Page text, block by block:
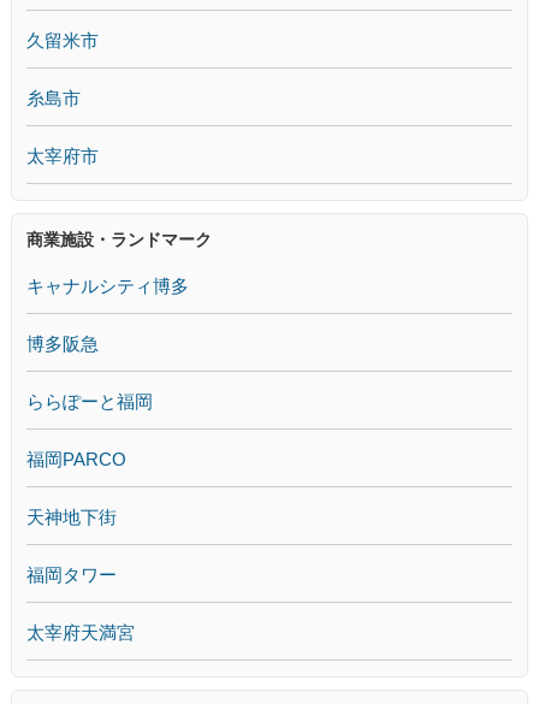
久留米市
糸島市
太宰府市
商業施設・ランドマーク
キャナルシティ博多
博多阪急
ららぽーと福岡
福岡PARCO
天神地下街
福岡タワー
太宰府天満宮